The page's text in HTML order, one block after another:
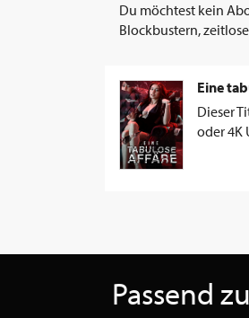
Du möchtest kein
Blockbustern,
Eine
Dieser
oder 4K
Passend